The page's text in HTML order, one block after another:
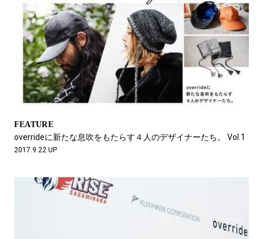
FEATURE
overrideに新たな息吹をもたらす４人のデザイナーたち。 Vol.1
2017.9.22 UP